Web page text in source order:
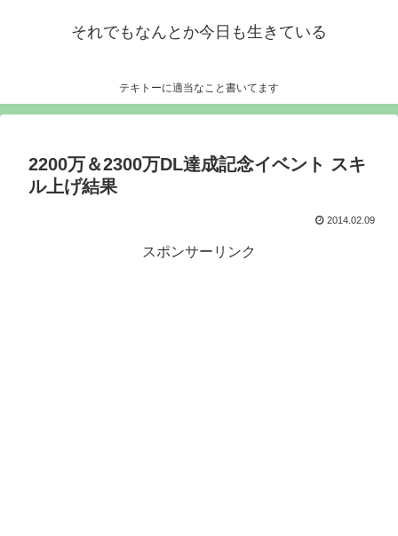
それでもなんとか今日も生きている
テキトーに適当なこと書いてます
2200万＆2300万DL達成記念イベント スキ
ル上げ結果
2014.02.09
スポンサーリンク